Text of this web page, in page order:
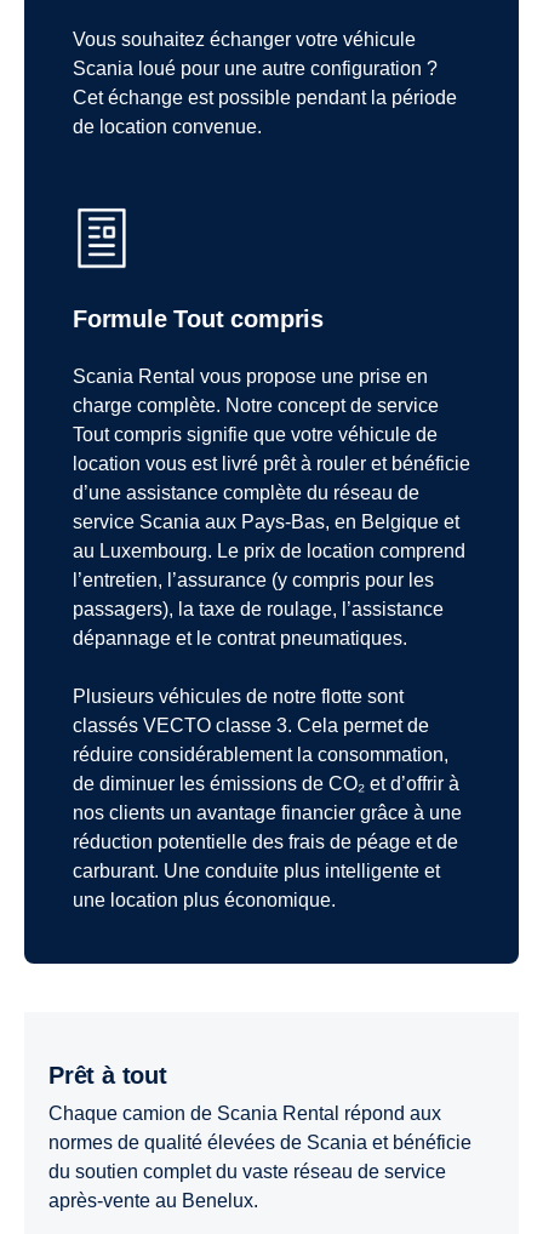
Vous souhaitez échanger votre véhicule
Scania loué pour une autre configuration ?
Cet échange est possible pendant la période
de location convenue.
Formule Tout compris
Scania Rental vous propose une prise en
charge complète. Notre concept de service
Tout compris signifie que votre véhicule de
location vous est livré prêt à rouler et bénéficie
d’une assistance complète du réseau de
service Scania aux Pays-Bas, en Belgique et
au Luxembourg. Le prix de location comprend
l’entretien, l’assurance (y compris pour les
passagers), la taxe de roulage, l’assistance
dépannage et le contrat pneumatiques.
Plusieurs véhicules de notre flotte sont
classés VECTO classe 3. Cela permet de
réduire considérablement la consommation,
de diminuer les émissions de CO₂ et d’offrir à
nos clients un avantage financier grâce à une
réduction potentielle des frais de péage et de
carburant. Une conduite plus intelligente et
une location plus économique.
Prêt à tout
Chaque camion de Scania Rental répond aux
normes de qualité élevées de Scania et bénéficie
du soutien complet du vaste réseau de service
après-vente au Benelux.